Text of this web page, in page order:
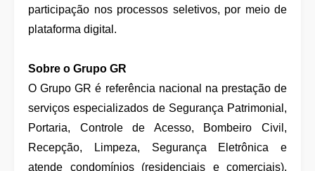
participação nos processos seletivos, por meio de
plataforma digital.
Sobre o Grupo GR
O Grupo GR é referência nacional na prestação de
serviços especializados de Segurança Patrimonial,
Portaria, Controle de Acesso, Bombeiro Civil,
Recepção, Limpeza, Segurança Eletrônica e
atende condomínios (residenciais e comerciais),